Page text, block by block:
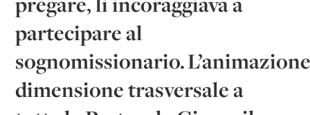
partecipare al
sognomissionario.
dimensione trasversale a